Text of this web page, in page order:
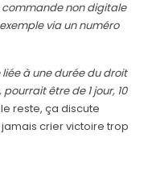
commande non digitale
via un numéro
à une durée du droit
être de 1 jour, 10
reste, ça discute
crier victoire trop